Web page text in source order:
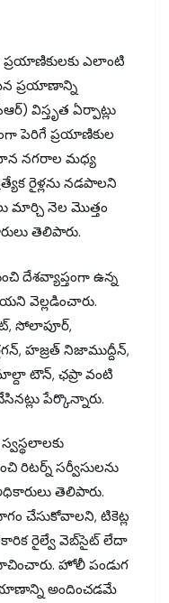
ఎలాంటి
ప్రయాణాన్ని
విస్తృత ఏర్పాట్లు
పెరిగే ప్రయాణికుల
నగరాల మధ్య
రైళ్లను నడపాలని
మార్చి నెల మొత్తం
తెలిపారు.
దేశవ్యాప్తంగా ఉన్న
వెల్లడించారు.
సోలాపూర్,
హజ్రత్ నిజాముద్దీన్,
టౌన్, ఛప్రా వంటి
పేర్కొన్నారు.
రిటర్న్ సర్వీసులను
తెలిపారు.
చేసుకోవాలని, టికెట్ల
రైల్వే వెబ్‌సైట్ లేదా
హోలీ పండుగ
అందించడమే